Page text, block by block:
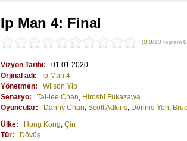
Ip Man 4: Final
(0.0/10 toplam 0
Vizyon Tarihi:
01.01.2020
Orjinal adı:
Ip Man 4
Yönetmen:
Wilson Yip
Senaryo:
Tai-lee Chan, Hiroshi Fukazawa
Oyuncular:
Danny Chan, Scott Adkins, Donnie Yen,
Ülke:
Hong Kong, Çin
Tür:
Dövüş